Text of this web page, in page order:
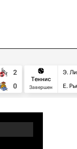
2
0
Теннис
Завершен
Э. Ли
Е.